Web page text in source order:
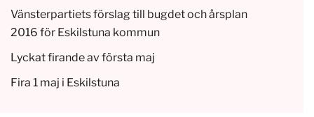
Vänsterpartiets förslag till bugdet och årsplan
2016 för Eskilstuna kommun
Lyckat firande av första maj
Fira 1 maj i Eskilstuna